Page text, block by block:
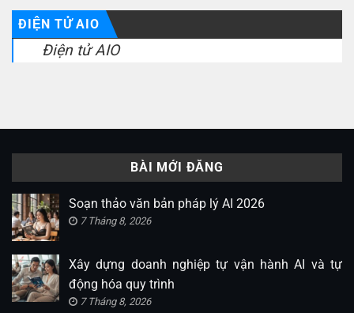
ĐIỆN TỬ AIO
Điện tử AIO
BÀI MỚI ĐĂNG
Soạn thảo văn bản pháp lý AI 2026
7 Tháng 8, 2026
Xây dựng doanh nghiệp tự vận hành AI và tự
động hóa quy trình
7 Tháng 8, 2026